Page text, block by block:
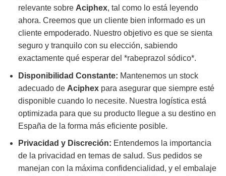
relevante sobre Aciphex, tal como lo está leyendo
ahora. Creemos que un cliente bien informado es un
cliente empoderado. Nuestro objetivo es que se sienta
seguro y tranquilo con su elección, sabiendo
exactamente qué esperar del *rabeprazol sódico*.
Disponibilidad Constante: Mantenemos un stock
adecuado de Aciphexpara asegurar que siempre esté
disponible cuando lo necesite. Nuestra logística está
optimizada para que su producto llegue a su destino en
España de la forma más eficiente posible.
Privacidad y Discreción: Entendemos la importancia
de la privacidad en temas de salud. Sus pedidos se
manejan con la máxima confidencialidad, y el embalaje